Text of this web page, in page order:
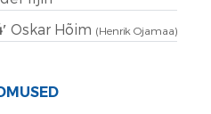
Oskar Hõim (Henrik Ojamaa)